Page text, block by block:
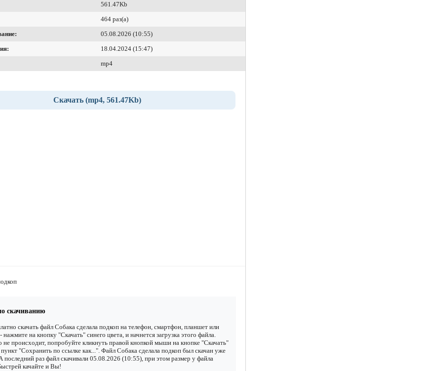
561.47Kb
464 раз(а)
05.08.2026 (10:55)
18.04.2024 (15:47)
mp4
Скачать (mp4, 561.47Kb)
скачиванию
скачать файл Собака сделала подкоп на телефон, смартфон, планшет или
на кнопку "Скачать" синего цвета, и начнется загрузка этого файла.
не происходит, попробуйте кликнуть правой кнопкой мыши на кнопке "Скачать"
"Сохранить по ссылке как...". Файл Собака сделала подкоп был скачан уже
последний раз файл скачивали 05.08.2026 (10:55), при этом размер у файла
качайте и Вы!